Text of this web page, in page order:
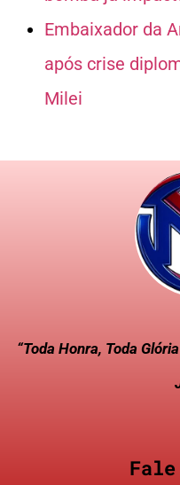
Embaixador da
após crise
Milei
“Toda Honra, Toda